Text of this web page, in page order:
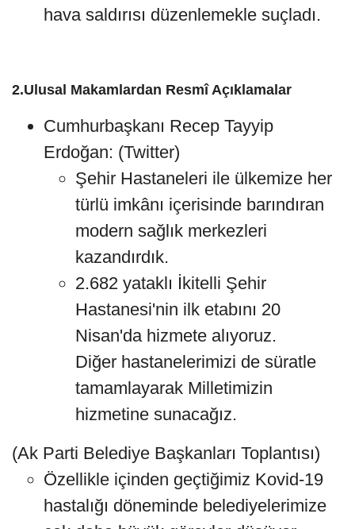
hava saldırısı düzenlemekle suçladı.
2.Ulusal Makamlardan Resmî Açıklamalar
Cumhurbaşkanı Recep Tayyip
Erdoğan: (Twitter)
Şehir Hastaneleri ile ülkemize her
türlü imkânı içerisinde barındıran
modern sağlık merkezleri
kazandırdık.
2.682 yataklı İkitelli Şehir
Hastanesi'nin ilk etabını 20
Nisan'da hizmete alıyoruz.
Diğer hastanelerimizi de süratle
tamamlayarak Milletimizin
hizmetine sunacağız.
(Ak Parti Belediye Başkanları Toplantısı)
Özellikle içinden geçtiğimiz Kovid-19
hastalığı döneminde belediyelerimize